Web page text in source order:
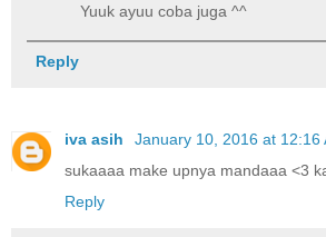
Yuuk ayuu coba juga ^^
Reply
iva asih
January 10, 2016 at 12:16
sukaaaa make upnya mandaaa <3
Reply